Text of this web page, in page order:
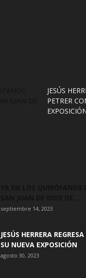
JESÚS
PETRER
septiembre 14, 2023
JESÚS HERRERA
SU NUEVA EXPOSICIÓN
agosto 30, 2023